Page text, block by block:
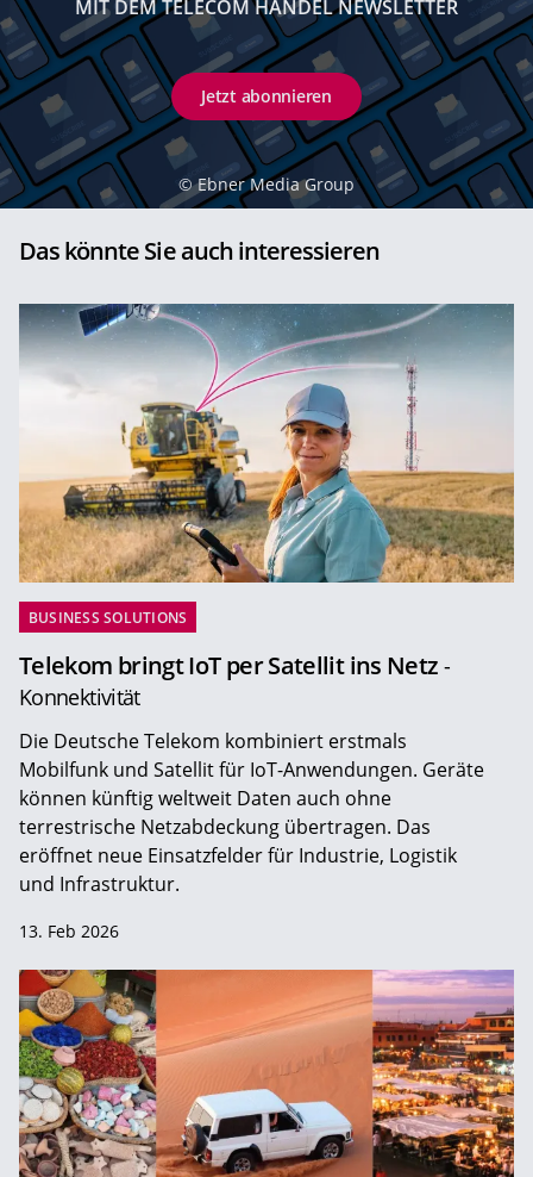
MIT DEM TELECOM HANDEL NEWSLETTER
Jetzt abonnieren
© Ebner Media Group
Das könnte Sie auch interessieren
BUSINESS SOLUTIONS
Telekom bringt IoT per Satellit ins Netz -
Konnektivität
Die Deutsche Telekom kombiniert erstmals
Mobilfunk und Satellit für IoT-Anwendungen. Geräte
können künftig weltweit Daten auch ohne
terrestrische Netzabdeckung übertragen. Das
eröffnet neue Einsatzfelder für Industrie, Logistik
und Infrastruktur.
13. Feb 2026